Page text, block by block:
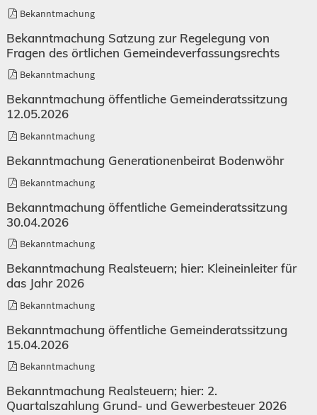
Bekanntmachung
Bekanntmachung Satzung zur Regelegung von
Fragen des örtlichen Gemeindeverfassungsrechts
Bekanntmachung
Bekanntmachung öffentliche Gemeinderatssitzung
12.05.2026
Bekanntmachung
Bekanntmachung Generationenbeirat Bodenwöhr
Bekanntmachung
Bekanntmachung öffentliche Gemeinderatssitzung
30.04.2026
Bekanntmachung
Bekanntmachung Realsteuern; hier: Kleineinleiter für
das Jahr 2026
Bekanntmachung
Bekanntmachung öffentliche Gemeinderatssitzung
15.04.2026
Bekanntmachung
Bekanntmachung Realsteuern; hier: 2.
Quartalszahlung Grund- und Gewerbesteuer 2026